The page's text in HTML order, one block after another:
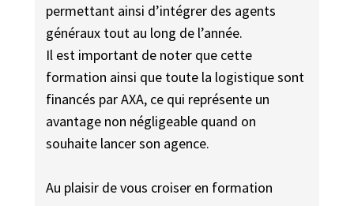
permettant ainsi d’intégrer des agents
généraux tout au long de l’année.
Il est important de noter que cette
formation ainsi que toute la logistique sont
financés par AXA, ce qui représente un
avantage non négligeable quand on
souhaite lancer son agence.
Au plaisir de vous croiser en formation